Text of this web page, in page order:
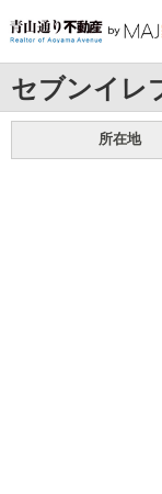
セブンイレ
所在地